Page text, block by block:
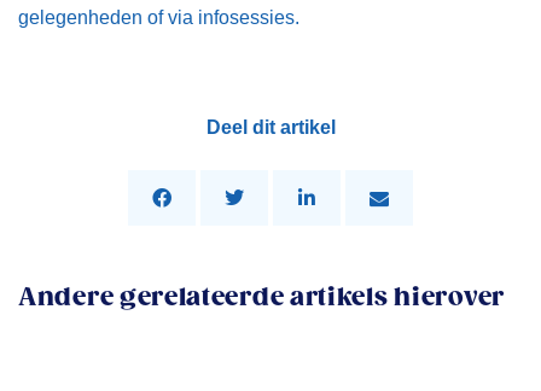
gelegenheden of via infosessies.
Deel dit artikel
Andere gerelateerde artikels hierover